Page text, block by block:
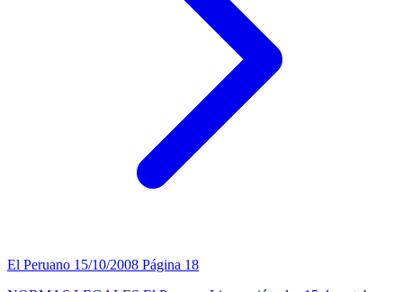
El Peruano 15/10/2008 Página 18